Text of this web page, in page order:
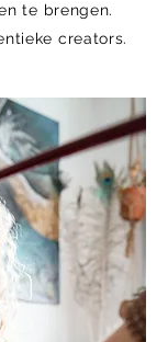
te brengen.
creators.